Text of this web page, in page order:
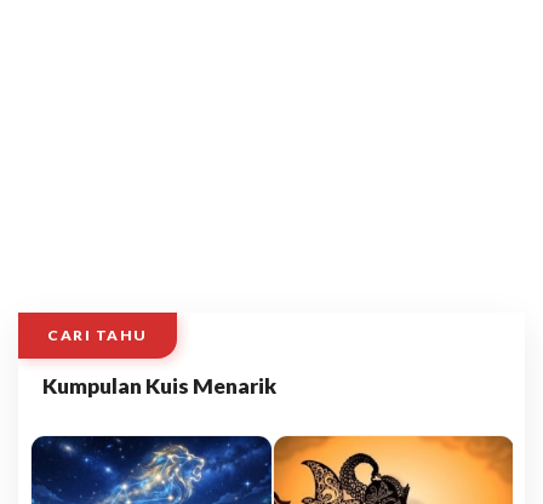
CARI TAHU
Kumpulan Kuis Menarik